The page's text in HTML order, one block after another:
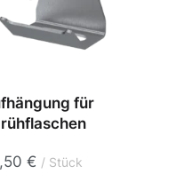
für
€ Stück